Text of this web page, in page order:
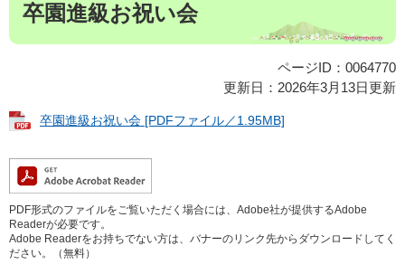
卒園進級お祝い会
ページID：0064770
更新日：2026年3月13日更新
卒園進級お祝い会 [PDFファイル／1.95MB]
PDF形式のファイルをご覧いただく場合には、Adobe社が提供するAdobe
Readerが必要です。
Adobe Readerをお持ちでない方は、バナーのリンク先からダウンロードしてく
ださい。（無料）